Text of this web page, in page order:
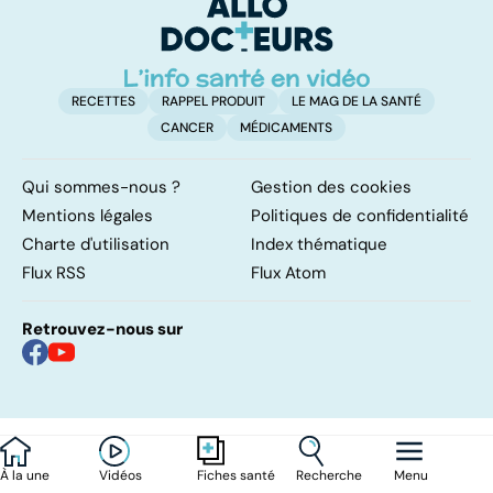
À la une Vidéos Fiches santé Recherche Menu
RECETTES RAPPEL PRODUIT
LE MAG DE LA SANTÉ
CANCER
MÉDICAMENTS
Qui sommes-nous ?
Gestion des cookies
Mentions légales
Politiques de confidentialité
Charte d'utilisation
Index thématique
Flux RSS
Flux Atom
Retrouvez-nous sur